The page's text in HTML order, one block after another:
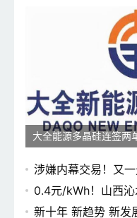
大全能源多晶硅连签两
0亿元
涉嫌内幕交易！又
0.4元/kWh！山西沁
贴
新十年 新趋势 新发